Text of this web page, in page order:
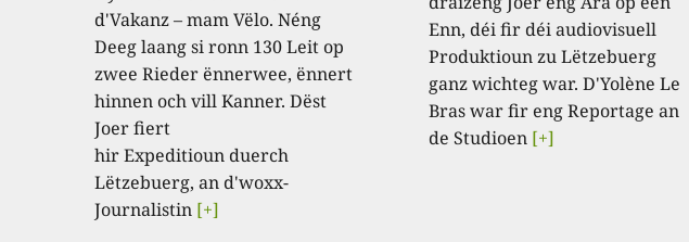
d'Vakanz – mam Vëlo. Néng
Deeg laang si ronn 130 Leit op
zwee Rieder ënnerwee, ënnert
hinnen och vill Kanner. Dëst
Joer fiert
hir Expeditioun duerch
Lëtzebuerg, an d'woxx-
Journalistin [+]
Enn, déi fir déi audiovisuell
Produktioun zu Lëtzebuerg
ganz wichteg war. D'Yolène Le
Bras war fir eng Reportage an
de Studioen [+]